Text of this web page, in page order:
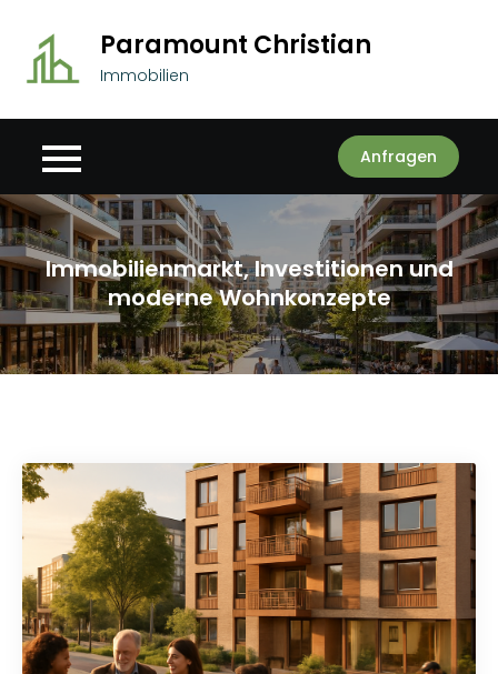
content
Paramount Christian
Immobilien
Anfragen
Immobilienmarkt, Investitionen und
moderne Wohnkonzepte